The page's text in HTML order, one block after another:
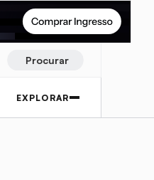
Procurar
EXPLORAR